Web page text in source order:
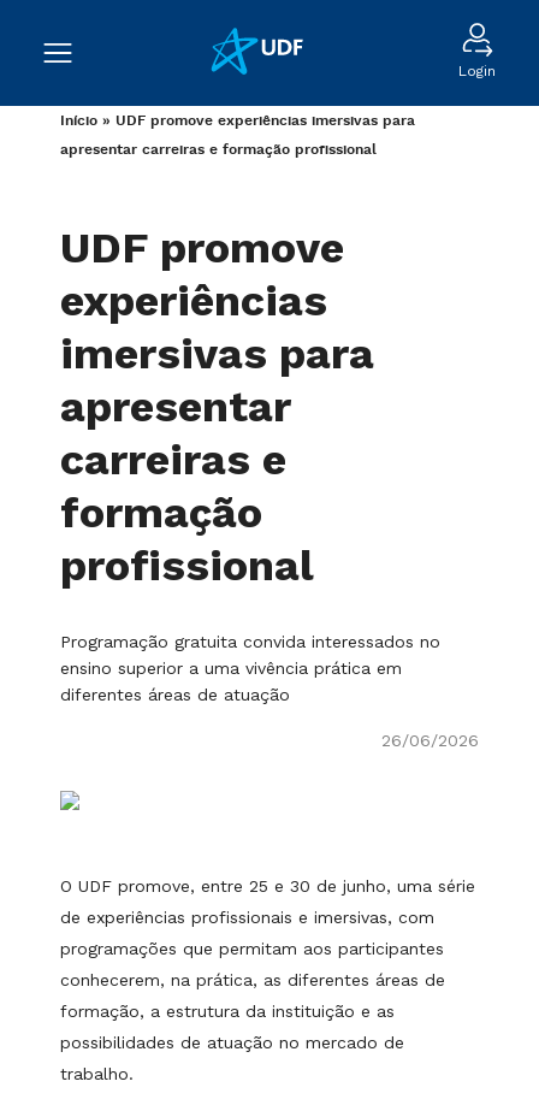
Login
Início » UDF promove experiências imersivas para
apresentar carreiras e formação profissional
UDF promove
experiências
imersivas para
apresentar
carreiras e
formação
profissional
Programação gratuita convida interessados no
ensino superior a uma vivência prática em
diferentes áreas de atuação
26/06/2026
O UDF promove, entre 25 e 30 de junho, uma série
de experiências profissionais e imersivas, com
programações que permitam aos participantes
conhecerem, na prática, as diferentes áreas de
formação, a estrutura da instituição e as
possibilidades de atuação no mercado de
trabalho.